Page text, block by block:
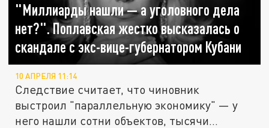
"Миллиарды нашли — а уголовного дела
нет?". Поплавская жестко высказалась о
скандале с экс-вице-губернатором Кубани
10 АПРЕЛЯ 11:14
Следствие считает, что чиновник
выстроил "параллельную экономику" — у
него нашли сотни объектов, тысячи...